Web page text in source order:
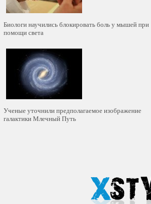
Биологи научились блокировать боль у мышей при
помощи света
Ученые уточнили предполагаемое изображение
галактики Млечный Путь